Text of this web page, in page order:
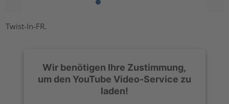
Twist-In-FR.
Wir benötigen Ihre Zustimmung,
um den YouTube Video-Service zu
laden!